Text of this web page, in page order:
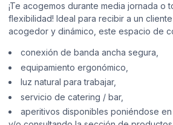
¡Te acogemos durante media jornada o
flexibilidad! Ideal para recibir a un
acogedor y dinámico, este espacio de
conexión de banda ancha segura,
equipamiento ergonómico,
luz natural para trabajar,
servicio de catering / bar,
aperitivos disponibles poniéndose